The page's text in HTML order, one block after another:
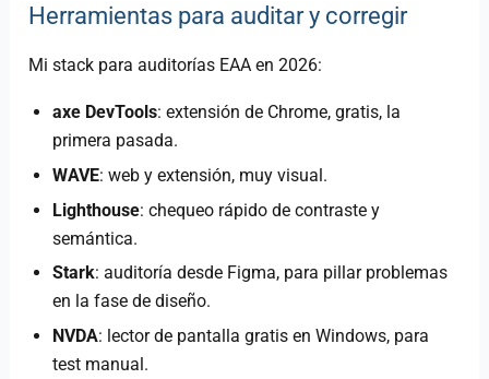
Herramientas para auditar y corregir
Mi stack para auditorías EAA en 2026:
axe DevTools: extensión de Chrome, gratis, la
primera pasada.
WAVE: web y extensión, muy visual.
Lighthouse: chequeo rápido de contraste y
semántica.
Stark: auditoría desde Figma, para pillar problemas
en la fase de diseño.
NVDA: lector de pantalla gratis en Windows, para
test manual.